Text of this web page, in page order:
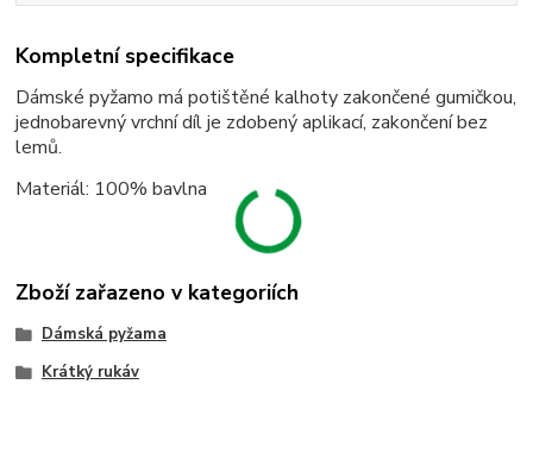
Kompletní specifikace
Dámské pyžamo má potištěné kalhoty zakončené gumičkou,
jednobarevný vrchní díl je zdobený aplikací, zakončení bez
lemů.
Materiál: 100% bavlna
Zboží zařazeno v kategoriích
Dámská pyžama
Krátký rukáv